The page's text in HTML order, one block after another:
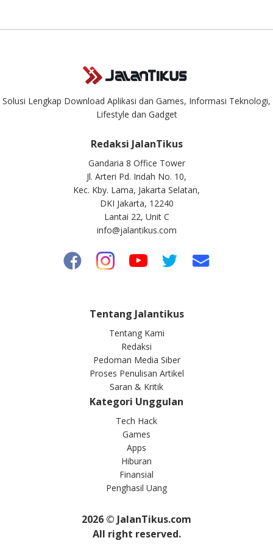
Solusi Lengkap Download Aplikasi dan Games, Informasi Teknologi,
Lifestyle dan Gadget
Redaksi JalanTikus
Gandaria 8 Office Tower
Jl. Arteri Pd. Indah No. 10,
Kec. Kby. Lama, Jakarta Selatan,
DKI Jakarta, 12240
Lantai 22, Unit C
info@jalantikus.com
Tentang Jalantikus
Tentang Kami
Redaksi
Pedoman Media Siber
Proses Penulisan Artikel
Saran & Kritik
Kategori Unggulan
Tech Hack
Games
Apps
Hiburan
Finansial
Penghasil Uang
2026 © JalanTikus.com
All right reserved.